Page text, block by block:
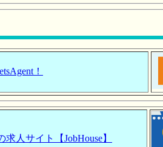
！
人サイト【JobHouse】